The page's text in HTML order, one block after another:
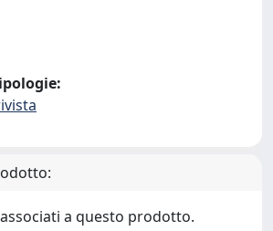
a questo prodotto.